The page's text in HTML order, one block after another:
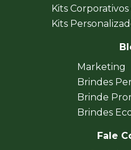
Kits
Kits
Marketing
Brindes
Brinde
Brindes
Fale